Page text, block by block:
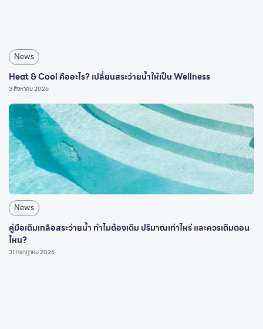
News
Heat & Cool คืออะไร? เปลี่ยนสระว่ายน้ำให้เป็น Wellness
3 สิงหาคม 2026
News
คู่มือเติมเกลือสระว่ายน้ำ ทำไมต้องเติม ปริมาณเท่าไหร่ และควรเติมตอน
ไหน?
31 กรกฎาคม 2026